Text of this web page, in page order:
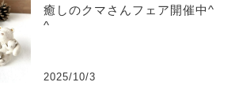
癒しのクマさんフェア開催中^
^
2025/10/3